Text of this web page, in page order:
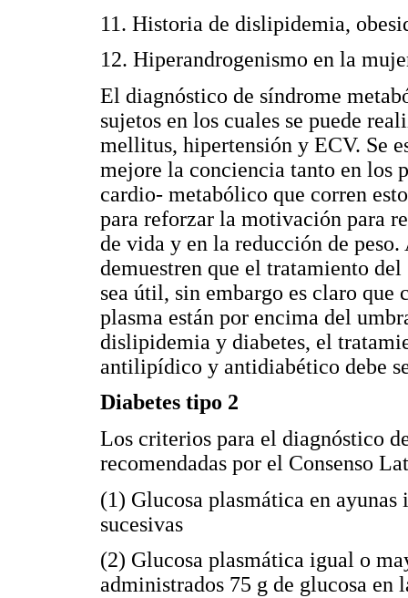
11. Historia de dislipidemia,
12. Hiperandrogenismo en la
El diagnóstico de síndrome
sujetos en los cuales se puede
mellitus, hipertensión y ECV. Se
mejore la conciencia tanto en los
cardio- metabólico que corren
para reforzar la motivación para
de vida y en la reducción de
demuestren que el tratamiento
sea útil, sin embargo es claro
plasma están por encima del
dislipidemia y diabetes, el
antilipídico y antidiabético debe
Diabetes tipo 2
Los criterios para el diagnóstico
recomendadas por el Consenso
(1) Glucosa plasmática en
sucesivas
(2) Glucosa plasmática igual o
administrados 75 g de glucosa en